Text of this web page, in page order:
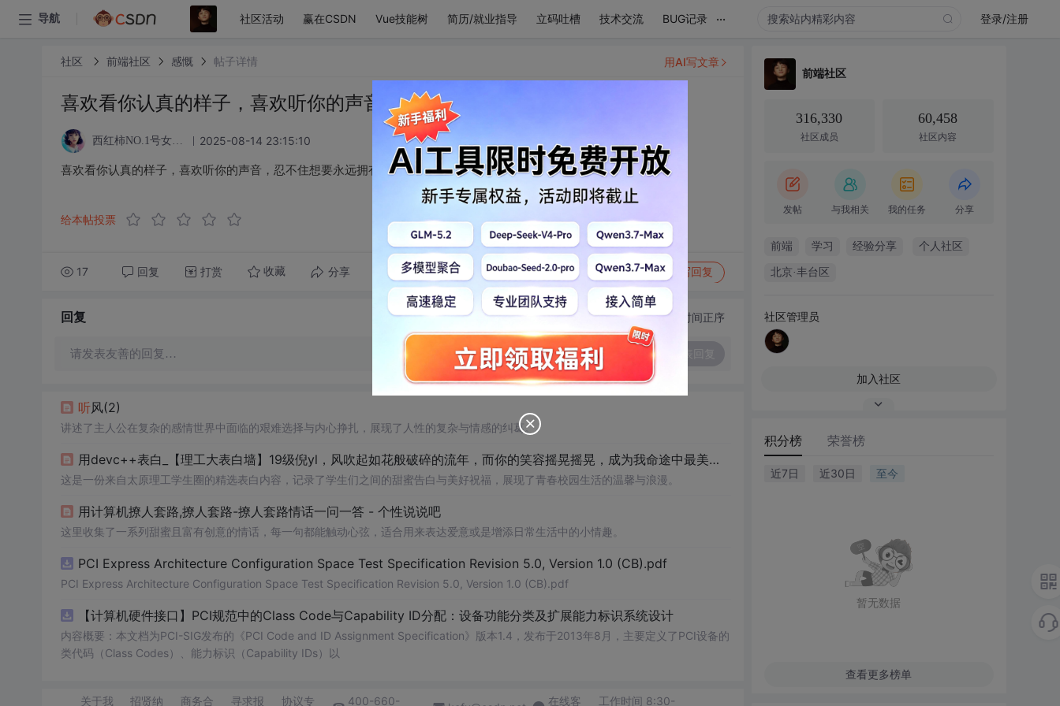
导航 社区活动 赢在CSDN Vue技能树 简历/就业指导 立码吐槽 技术交流 BUG记录 ... 登录/注册
社区 前端社区 感慨 帖子详情
喜欢看你认真的样子，喜欢听你的声音，忍不住想要永远拥有你的微笑~
西红柿NO.1号女粉丝 2025-08-14 23:15:10
喜欢看你认真的样子，喜欢听你的声音，忍不住想要永远拥有你的微笑~
给本帖投票
17 回复 打赏 收藏 分享 转发到动态 举报 写回复
用AI写文章
回复 切换为时间正序
请发表友善的回复…
听风(2)
讲述了主人公在复杂的感情世界中面临的艰难选择与内心挣扎，展现了人性的复杂与情感的纠葛。
用devc++表白_【理工大表白墙】19级倪yl，风吹起如花般破碎的流年，而你的笑容摇晃摇晃，成为我命途中最美的点缀...
这是一份来自太原理工学生圈的精选表白内容，记录了学生们之间的甜蜜告白与美好祝福，展现了青春校园生活的温馨与浪漫。
用计算机撩人套路,撩人套路-撩人套路情话一问一答 - 个性说说吧
这里收集了一系列甜蜜且富有创意的情话，每一句都能触动心弦，适合用来表达爱意或是增添日常生活中的小情趣。
PCI Express Architecture Configuration Space Test Specification Revision 5.0, Version 1.0 (CB).pdf
PCI Express Architecture Configuration Space Test Specification Revision 5.0, Version 1.0 (CB).pdf
【计算机硬件接口】PCI规范中的Class Code与Capability ID分配：设备功能分类及扩展能力标识系统设计
内容概要：本文档为PCI-SIG发布的《PCI Code and ID Assignment Specification》版本1.4，发布于2013年8月，主要定义了PCI设备的
类代码（Class Codes）、能力标识（Capability IDs）以
关于我 招贤纳 商务合 寻求报 协议专 400-660- 在线客 工作时间 8:30-
前端社区
316,330
社区成员
60,458
社区内容
发帖 与我相关 我的任务 分享
前端 学习 经验分享 个人社区
北京·丰台区
社区管理员
加入社区
积分榜 荣誉榜
近7日 近30日 至今
暂无数据
查看更多榜单